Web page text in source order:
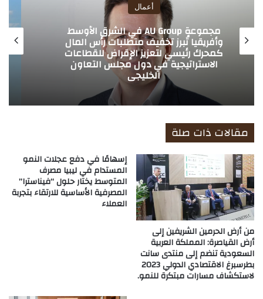
أعمال
بنك دبي التجاري يطلق قرض المعادن الثمينة
بهيكل رقمي مبتكر قائم على XAU لدعم
قطاع تجارة الذهب في الإمارات
مقالات ذات صلة
من أرض الحرمين الشريفين إلى
أرض القياصرة: المملكة العربية
السعودية تنضم إلى منتدى سانت
بطرسبرغ الاقتصادي الدولي 2023
لاستكشاف مسارات مبتكرة للنمو.
إسهامًا في دفع عجلات النمو
المستدام في ليبيا مصرف
المتوسط يختار حلول “فيناسترا”
المصرفية الأساسية للارتقاء بتجربة
العملاء